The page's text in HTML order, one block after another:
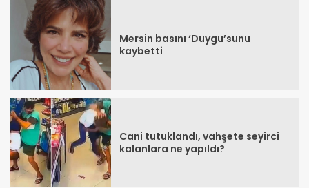
Mersin basını ‘Duygu’sunu
kaybetti
Cani tutuklandı, vahşete seyirci
kalanlara ne yapıldı?